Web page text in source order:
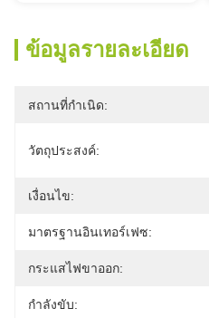
ข้อมูลรายละเอียด
สถานที่กำเนิด:
วัตถุประสงค์:
เงื่อนไข:
มาตรฐานอินเทอร์เฟซ:
กระแสไฟขาออก:
กำลังขับ: